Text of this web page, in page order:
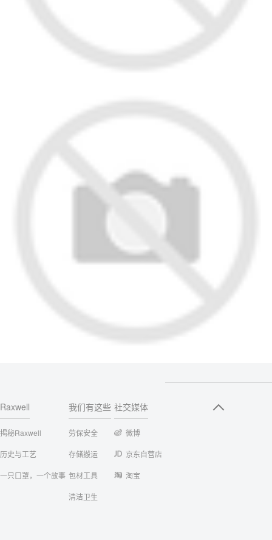
Raxwell
揭秘Raxwell
历史与工艺
一只口罩，一个故事
我们有这些
劳保安全
存储搬运
包材工具
清洁卫生
社交媒体
微博
京东自营店
淘宝